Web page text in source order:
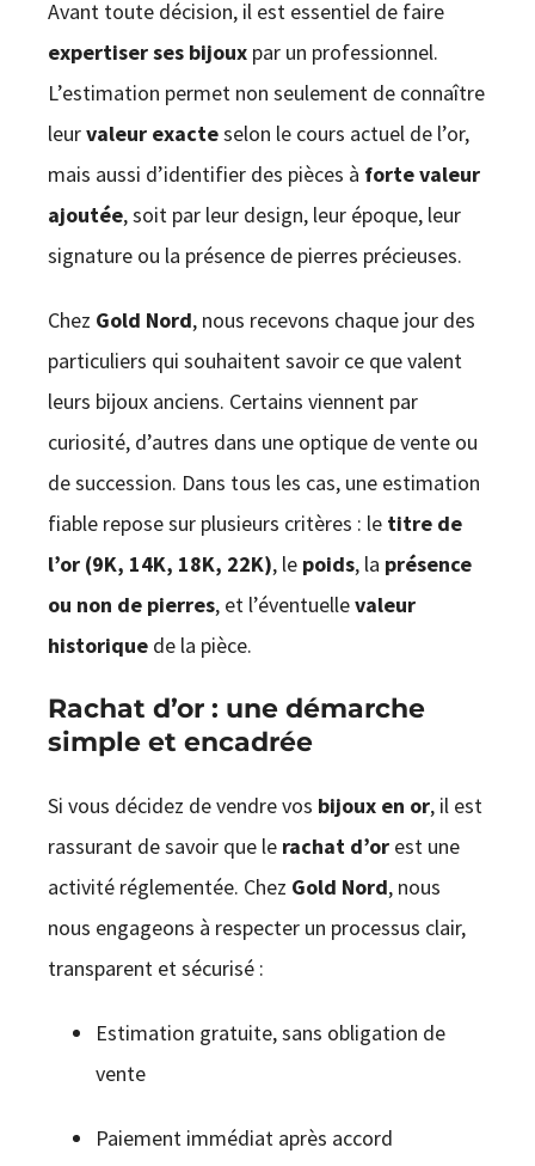
Avant toute décision, il est essentiel de faire
expertiser ses bijouxpar un professionnel.
L’estimation permet non seulement de connaître
leurvaleur exacteselon le cours actuel de l’or,
mais aussi d’identifier des pièces à forte valeur
ajoutée, soit par leur design, leur époque, leur
signature ou la présence de pierres précieuses.
Chez Gold Nord, nous recevons chaque jour des
particuliers qui souhaitent savoir ce que valent
leurs bijoux anciens. Certains viennent par
curiosité, d’autres dans une optique de vente ou
de succession. Dans tous les cas, une estimation
fiable repose sur plusieurs critères : le titre de
l’or (9K, 14K, 18K, 22K), le poids, la présence
ou non de pierres, et l’éventuellevaleur
historiquede la pièce.
Rachat d’or : une démarche
simple et encadrée
Si vous décidez de vendre vos bijoux en or, il est
rassurant de savoir que le rachat d’orest une
activité réglementée. Chez Gold Nord, nous
nous engageons à respecter un processus clair,
transparent et sécurisé :
Estimation gratuite, sans obligation de
vente
Paiement immédiat après accord